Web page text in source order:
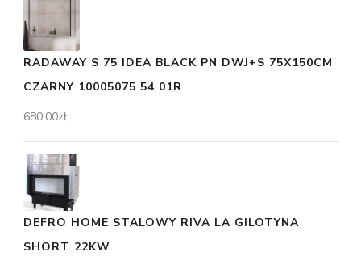
RADAWAY S 75 IDEA BLACK PN DWJ+S 75X150CM
CZARNY 10005075 54 01R
680,00zł
DEFRO HOME STALOWY RIVA LA GILOTYNA
SHORT 22KW